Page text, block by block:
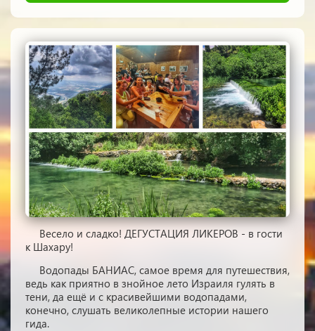
Весело и сладко! ДЕГУСТАЦИЯ ЛИКЕРОВ - в гости
к Шахару!
Водопады БАНИАС, самое время для путешествия,
ведь как приятно в знойное лето Израиля гулять в
тени, да ещё и с красивейшими водопадами,
конечно, слушать великолепные истории нашего
гида.